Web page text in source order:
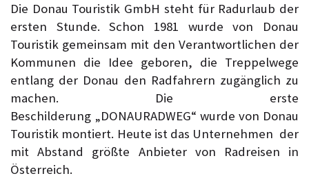
Die Donau Touristik GmbH steht für Radurlaub der
ersten Stunde. Schon 1981 wurde von Donau
Touristik gemeinsam mit den Verantwortlichen der
Kommunen die Idee geboren, die Treppelwege
entlang der Donau den Radfahrern zugänglich zu
machen. Die erste
Beschilderung „DONAURADWEG“ wurde von Donau
Touristik montiert. Heute ist das Unternehmen der
mit Abstand größte Anbieter von Radreisen in
Österreich.